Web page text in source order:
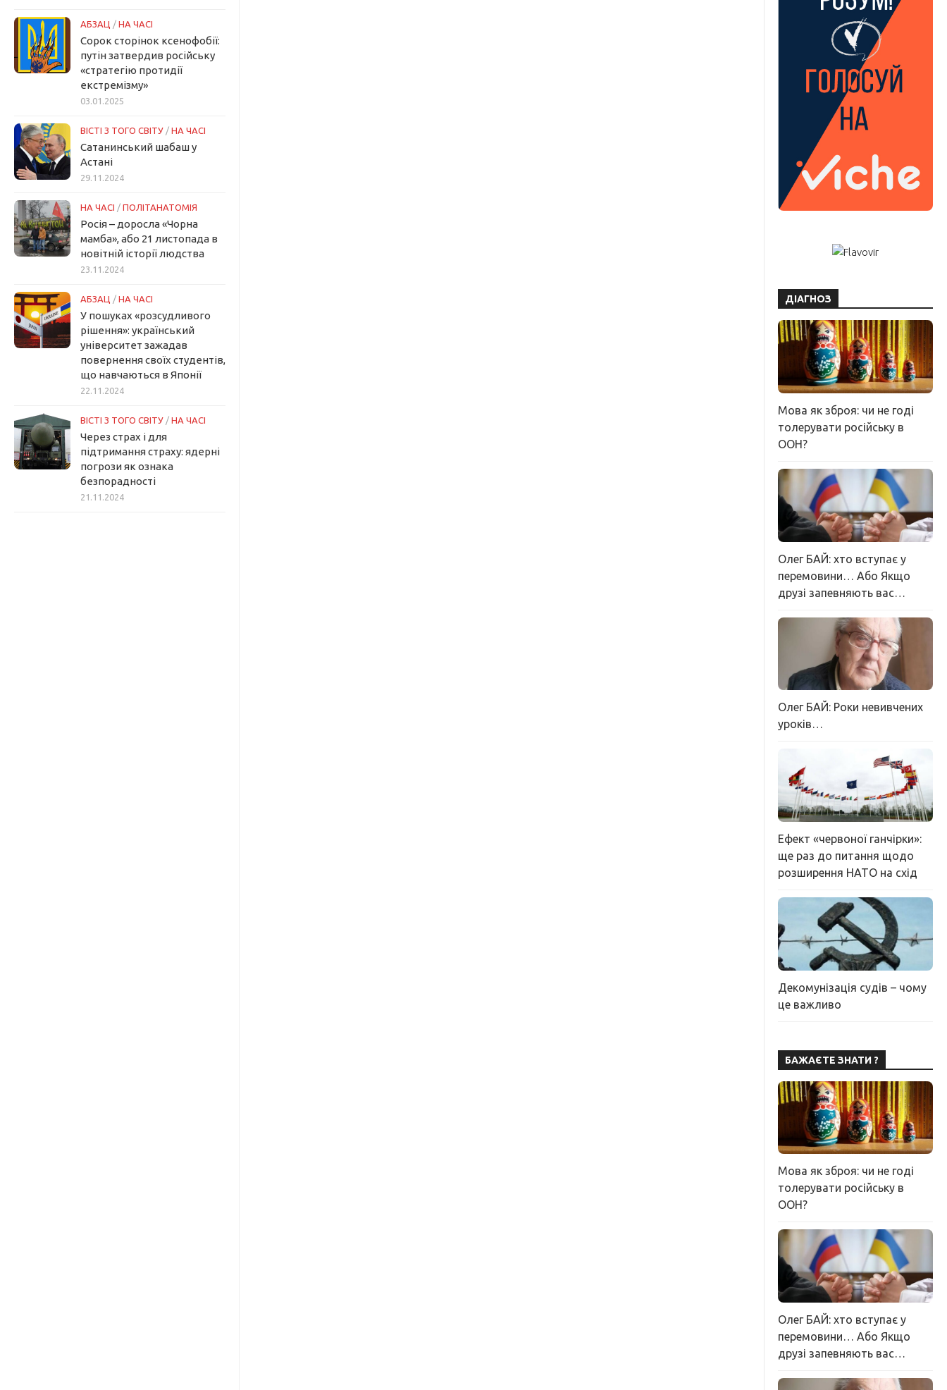
АБЗАЦ / НА ЧАСІ
Сорок сторінок ксенофобії:
путін затвердив російську
«стратегію протидії
екстремізму»
03.01.2025
ВІСТІ З ТОГО СВІТУ / НА ЧАСІ
Сатанинський шабаш у
Астані
29.11.2024
НА ЧАСІ / ПОЛІТАНАТОМІЯ
Росія – доросла «Чорна
мамба», або 21 листопада в
новітній історії людства
23.11.2024
АБЗАЦ / НА ЧАСІ
У пошуках «розсудливого
рішення»: український
університет зажадав
повернення своїх студентів,
що навчаються в Японії
22.11.2024
ВІСТІ З ТОГО СВІТУ / НА ЧАСІ
Через страх і для
підтримання страху: ядерні
погрози як ознака
безпорадності
21.11.2024
ДІАГНОЗ
Мова як зброя: чи не годі
толерувати російську в
ООН?
Олег БАЙ: хто вступає у
перемовини… Або Якщо
друзі запевняють вас…
Олег БАЙ: Роки невивчених
уроків…
Ефект «червоної ганчірки»:
ще раз до питання щодо
розширення НАТО на схід
Декомунізація судів – чому
це важливо
БАЖАЄТЕ ЗНАТИ ?
Мова як зброя: чи не годі
толерувати російську в
ООН?
Олег БАЙ: хто вступає у
перемовини… Або Якщо
друзі запевняють вас…